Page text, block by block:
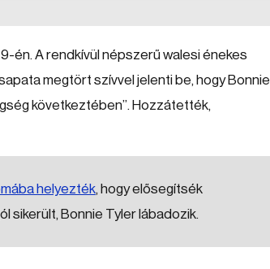
9-én. A rendkívül népszerű walesi énekes
megtört szívvel jelenti be, hogy Bonnie
következtében”. Hozzátették,
helyezték, hogy elősegítsék
sikerült, Bonnie Tyler lábadozik.